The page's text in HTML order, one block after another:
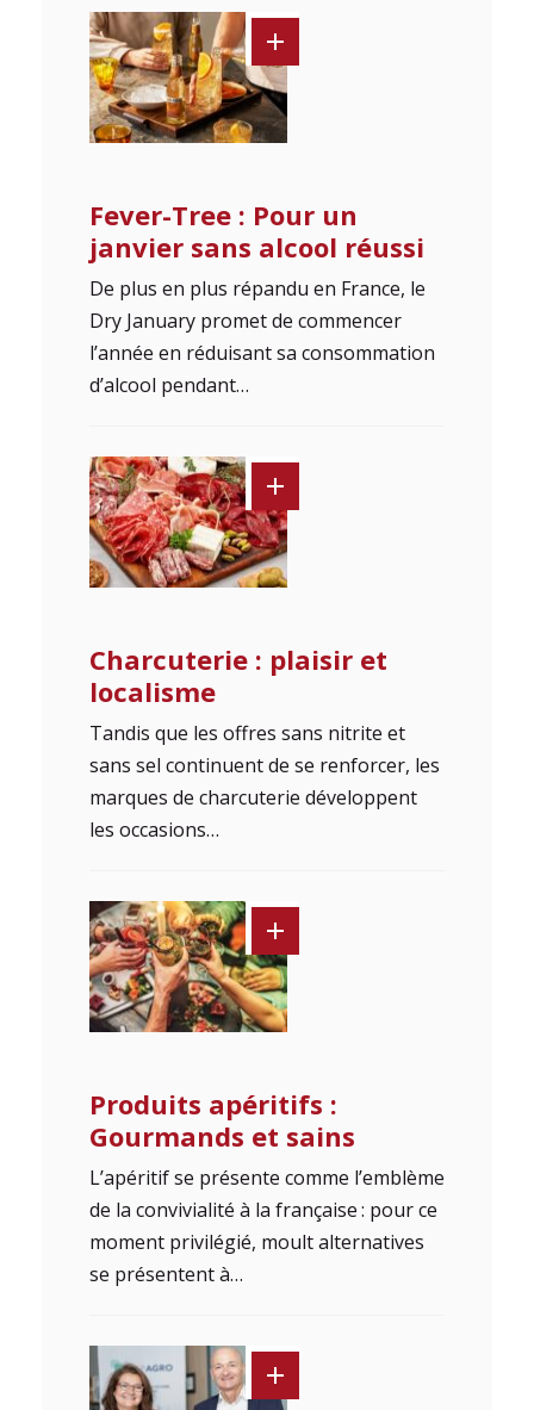
Fever-Tree : Pour un
janvier sans alcool réussi
De plus en plus répandu en France, le
Dry January promet de commencer
l’année en réduisant sa consommation
d’alcool pendant…
Charcuterie : plaisir et
localisme
Tandis que les offres sans nitrite et
sans sel continuent de se renforcer, les
marques de charcuterie développent
les occasions…
Produits apéritifs :
Gourmands et sains
L’apéritif se présente comme l’emblème
de la convivialité à la française : pour ce
moment privilégié, moult alternatives
se présentent à…